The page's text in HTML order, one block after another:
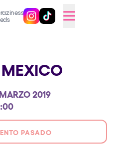
Sigue @elrowofficial en
Sigue @elrowofficial en
SWITCH TO ENGLISH
2026
2026
MEXICO
2019
PASADO